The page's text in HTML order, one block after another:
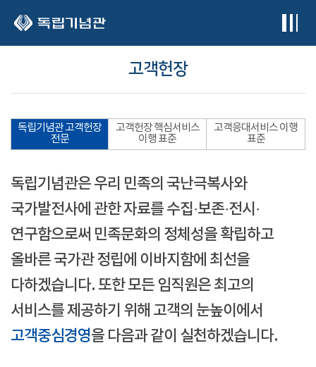
고객헌장
독립기념관 고객헌장
전문
고객헌장 핵심서비스
이행 표준
고객응대서비스 이행
표준
독립기념관은 우리 민족의 국난극복사와
국가발전사에 관한 자료를 수집·보존·전시·
연구함으로써 민족문화의 정체성을 확립하고
올바른 국가관 정립에 이바지함에 최선을
다하겠습니다. 또한 모든 임직원은 최고의
서비스를 제공하기 위해 고객의 눈높이에서
고객중심경영을 다음과 같이 실천하겠습니다.